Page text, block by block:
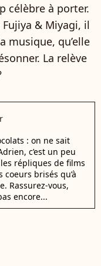
célèbre à porter.
& Miyagi, il
musique, qu’elle
La relève
: on ne sait
c’est un peu
répliques de films
brisés qu’à
Rassurez-vous,
encore...